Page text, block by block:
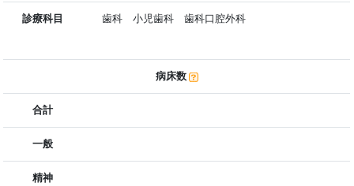
診療科目 歯科 小児歯科 歯科口腔外科
病床数
合計
一般
精神